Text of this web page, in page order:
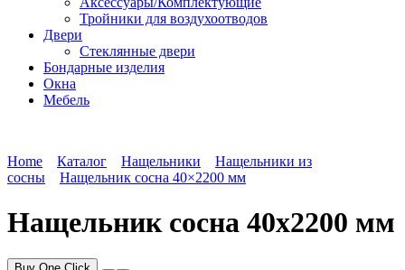
Тройники для воздухоотводов
Двери
Стеклянные двери
Бондарные изделия
Окна
Мебель
Home Каталог Нащельники
Нащельники из
сосны
Нащельник сосна 40×2200 мм
Нащельник сосна 40x2200 мм